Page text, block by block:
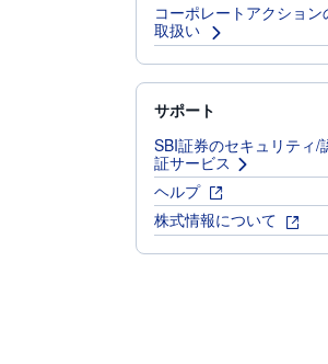
コーポレートアクション
取扱い
サポート
SBI証券のセキュリティ/
証サービス
ヘルプ
株式情報について